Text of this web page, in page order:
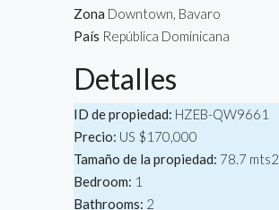
Zona Downtown, Bavaro
País República Dominicana
Detalles
ID de propiedad: HZEB-QW9661
Precio: US $170,000
Tamaño de la propiedad: 78.7 mts2
Bedroom: 1
Bathrooms: 2